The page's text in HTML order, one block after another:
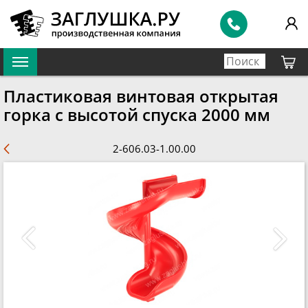
Пластиковая винтовая открытая
горка с высотой спуска 2000 мм
2-606.03-1.00.00